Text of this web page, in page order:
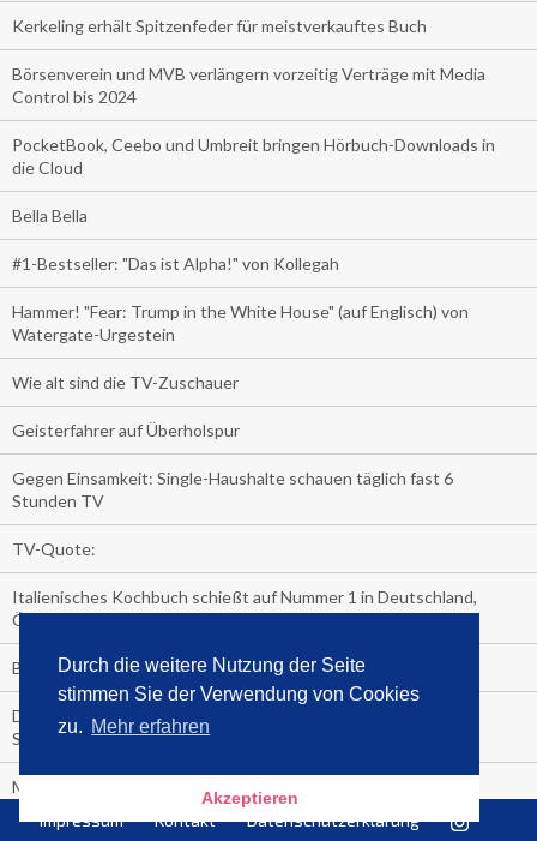
Durch die weitere Nutzung der Seite
stimmen Sie der Verwendung von Cookies
zu. Mehr erfahren
Akzeptieren
Kerkeling erhält Spitzenfeder für meistverkauftes Buch
Börsenverein und MVB verlängern vorzeitig Verträge mit Media
Control bis 2024
PocketBook, Ceebo und Umbreit bringen Hörbuch-Downloads in
die Cloud
Bella Bella
#1-Bestseller: "Das ist Alpha!" von Kollegah
Hammer! "Fear: Trump in the White House" (auf Englisch) von
Watergate-Urgestein
Wie alt sind die TV-Zuschauer
Geisterfahrer auf Überholspur
Gegen Einsamkeit: Single-Haushalte schauen täglich fast 6
Stunden TV
TV-Quote:
Italienisches Kochbuch schießt auf Nummer 1 in Deutschland,
Österreich und Schweiz
Blick in die Garage der TV-Dauerglotzer
Die Deutschen investieren, während die Österreicher und
Schweizer noch nachdenken, wie sie reich werden.
Meistverkaufte Blu-ray im zweiten Quartal – Doppelspitze für
Impressum Kontakt Datenschutzerklärung